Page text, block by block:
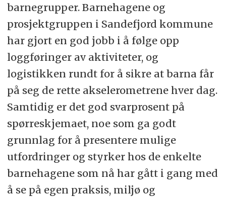
barnegrupper. Barnehagene og
prosjektgruppen i Sandefjord kommune
har gjort en god jobb i å følge opp
loggføringer av aktiviteter, og
logistikken rundt for å sikre at barna får
på seg de rette akselerometrene hver dag.
Samtidig er det god svarprosent på
spørreskjemaet, noe som ga godt
grunnlag for å presentere mulige
utfordringer og styrker hos de enkelte
barnehagene som nå har gått i gang med
å se på egen praksis, miljø og